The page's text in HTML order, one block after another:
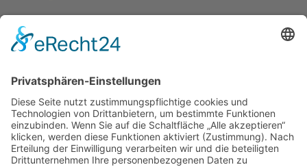
FFP e.V.
52428 Jülich
Fon. 02461-340 430
Diese E-Mail-Adresse ist vor Spambots geschützt! Zur Anzeige
muss JavaScript eingeschaltet sein.
www.ffp-ev.de